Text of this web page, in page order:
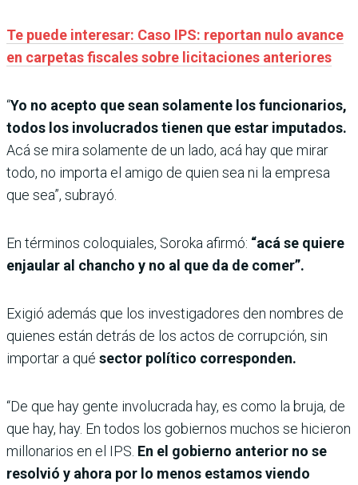
Te puede interesar: Caso IPS: reportan nulo avance
en carpetas fiscales sobre licitaciones anteriores
“Yo no acepto que sean solamente los funcionarios,
todos los involucrados tienen que estar imputados.
Acá se mira solamente de un lado, acá hay que mirar
todo, no importa el amigo de quien sea ni la empresa
que sea”, subrayó.
En términos coloquiales, Soroka afirmó: “acá se quiere
enjaular al chancho y no al que da de comer”.
Exigió además que los investigadores den nombres de
quienes están detrás de los actos de corrupción, sin
importar a qué sector político corresponden.
“De que hay gente involucrada hay, es como la bruja, de
que hay, hay. En todos los gobiernos muchos se hicieron
millonarios en el IPS. En el gobierno anterior no se
resolvió y ahora por lo menos estamos viendo